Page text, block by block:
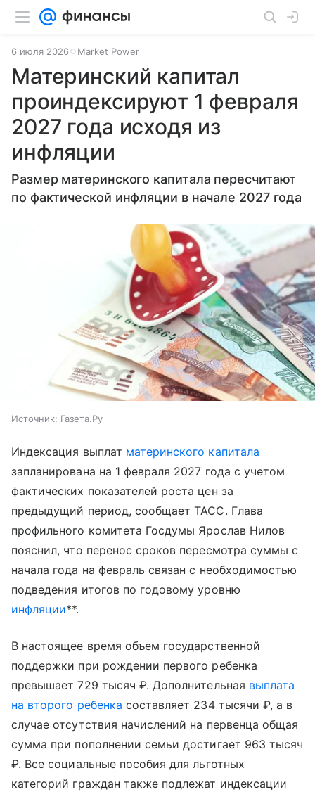
6 июля 2026 Market Power
Материнский капитал
проиндексируют 1 февраля
2027 года исходя из
инфляции
Размер материнского капитала пересчитают
по фактической инфляции в начале 2027 года
Источник: Газета.Ру
Индексация выплат материнского капитала
запланирована на 1 февраля 2027 года с учетом
фактических показателей роста цен за
предыдущий период, сообщает ТАСС. Глава
профильного комитета Госдумы Ярослав Нилов
пояснил, что перенос сроков пересмотра суммы с
начала года на февраль связан с необходимостью
подведения итогов по годовому уровню
инфляции**.
В настоящее время объем государственной
поддержки при рождении первого ребенка
превышает 729 тысяч ₽. Дополнительная выплата
на второго ребенка составляет 234 тысячи ₽, а в
случае отсутствия начислений на первенца общая
сумма при пополнении семьи достигает 963 тысяч
₽. Все социальные пособия для льготных
категорий граждан также подлежат индексации